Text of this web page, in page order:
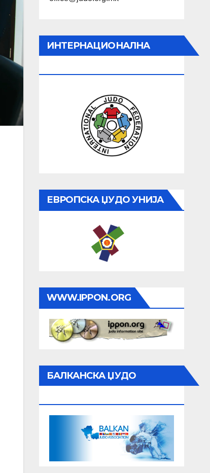
ИНТЕРНАЦИОНАЛНА
ЕВРОПСКА ЏУДО УНИЈА
WWW.IPPON.ORG
БАЛКАНСКА ЏУДО